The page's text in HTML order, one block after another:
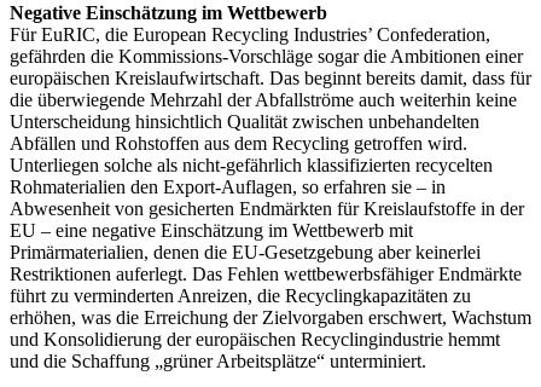
Negative Einschätzung im Wettbewerb
Für EuRIC, die European Recycling Industries’ Confederation,
gefährden die Kommissions-Vorschläge sogar die Ambitionen einer
europäischen Kreislaufwirtschaft. Das beginnt bereits damit, dass für
die überwiegende Mehrzahl der Abfallströme auch weiterhin keine
Unterscheidung hinsichtlich Qualität zwischen unbehandelten
Abfällen und Rohstoffen aus dem Recycling getroffen wird.
Unterliegen solche als nicht-gefährlich klassifizierten recycelten
Rohmaterialien den Export-Auflagen, so erfahren sie – in
Abwesenheit von gesicherten Endmärkten für Kreislaufstoffe in der
EU – eine negative Einschätzung im Wettbewerb mit
Primärmaterialien, denen die EU-Gesetzgebung aber keinerlei
Restriktionen auferlegt. Das Fehlen wettbewerbsfähiger Endmärkte
führt zu verminderten Anreizen, die Recyclingkapazitäten zu
erhöhen, was die Erreichung der Zielvorgaben erschwert, Wachstum
und Konsolidierung der europäischen Recyclingindustrie hemmt
und die Schaffung „grüner Arbeitsplätze“ unterminiert.